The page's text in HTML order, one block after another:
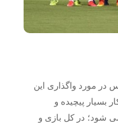
در مورد واگذاری این
بسیار پیچیده‌ و
شود؛ در کل بازی و